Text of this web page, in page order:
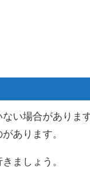
い場合がありま
あります。
ましょう。